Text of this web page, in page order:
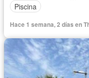
Piscina
Hace 1 semana, 2 días en